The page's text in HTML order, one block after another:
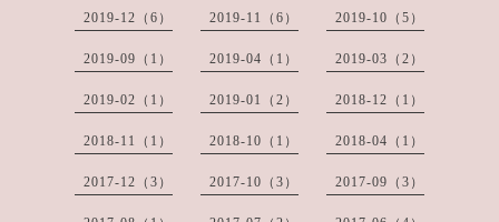
2019-12（6） 2019-11（6） 2019-10（5）
2019-09（1） 2019-04（1） 2019-03（2）
2019-02（1） 2019-01（2） 2018-12（1）
2018-11（1） 2018-10（1） 2018-04（1）
2017-12（3） 2017-10（3） 2017-09（3）